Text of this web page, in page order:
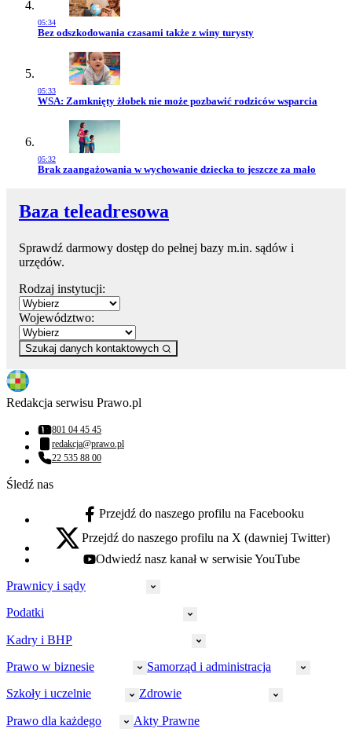
05:34
Przejdź do artykułu:
Bez odszkodowania czasami także z winy turysty
05:33
Przejdź do artykułu:
WSA: Zamknięty żłobek nie może pozbawić rodziców wsparcia
05:32
Przejdź do artykułu:
Brak zaangażowania w wychowanie dziecka to jeszcze za mało
Baza teleadresowa
Sprawdź darmowy dostęp do pełnej bazy m.in. sądów i
urzędów.
Rodzaj instytucji:
Województwo:
Szukaj danych kontaktowych
Redakcja serwisu Prawo.pl
Numer telefonu:
801 04 45 45
Adres email:
redakcja@prawo.pl
Numer telefonu:
22 535 88 00
Śledź nas
facebook - otwiera się w nowej karcie
Przejdź do naszego profilu na Facebooku
x - otwiera się w nowej karcie
Przejdź do naszego profilu na X (dawniej Twitter)
youtube - otwiera się w nowej karcie
Odwiedź nasz kanał w serwisie YouTube
Prawnicy i sądy
Prawnicy
Policja
Strefa aplikanta
Sędziowie
Podatki
CIT
Akcyza
Rachunkowość
Kadry i BHP
HR
Ubezpieczenia społeczne
Prawo w biznesie
Małe i średnie firmy
Samorząd i administracja
Bezpieczeństwo publiczne
Szkoły i uczelnie Zdrowie
Prawo dla każdego Akty Prawne